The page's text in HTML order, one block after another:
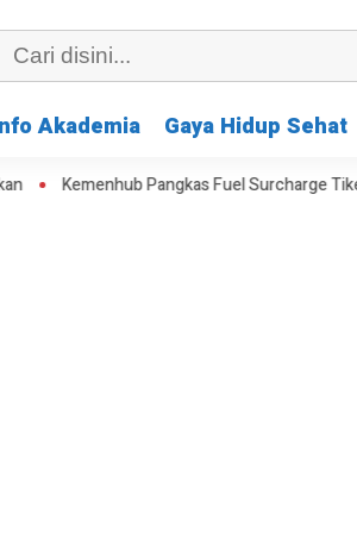
Akademia Gaya Hidup Sehat
Kemenhub Pangkas Fuel Surcharge Tiket